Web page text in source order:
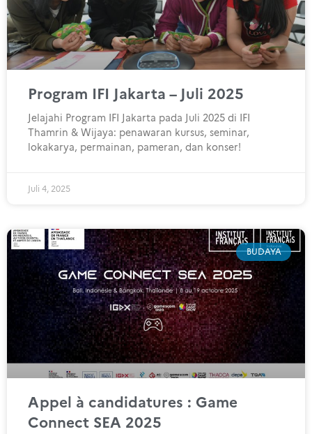
Program IFI Jakarta – Juli 2025
Jelajahi Program IFI Jakarta pada Juli 2025 di IFI
Thamrin & Wijaya: penawaran kursus, seminar,
lokakarya, permainan, pameran, dan konser!
Juli 4, 2025
BUDAYA
Appel à candidatures : Game
Connect SEA 2025